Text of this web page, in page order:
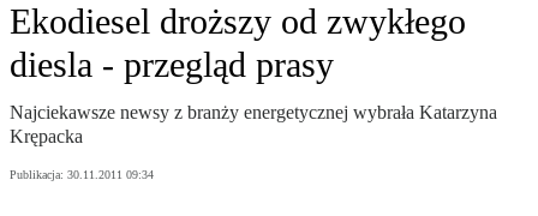
Ekodiesel droższy od zwykłego
diesla - przegląd prasy
Najciekawsze newsy z branży energetycznej wybrała Katarzyna
Krępacka
Publikacja: 30.11.2011 09:34